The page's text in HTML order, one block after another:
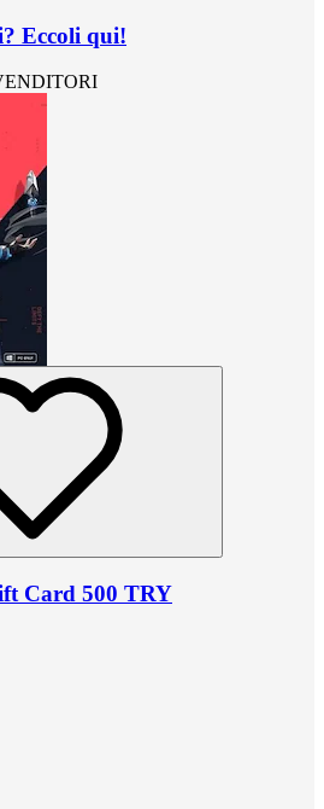
Eccoli qui!
Card 500 TRY